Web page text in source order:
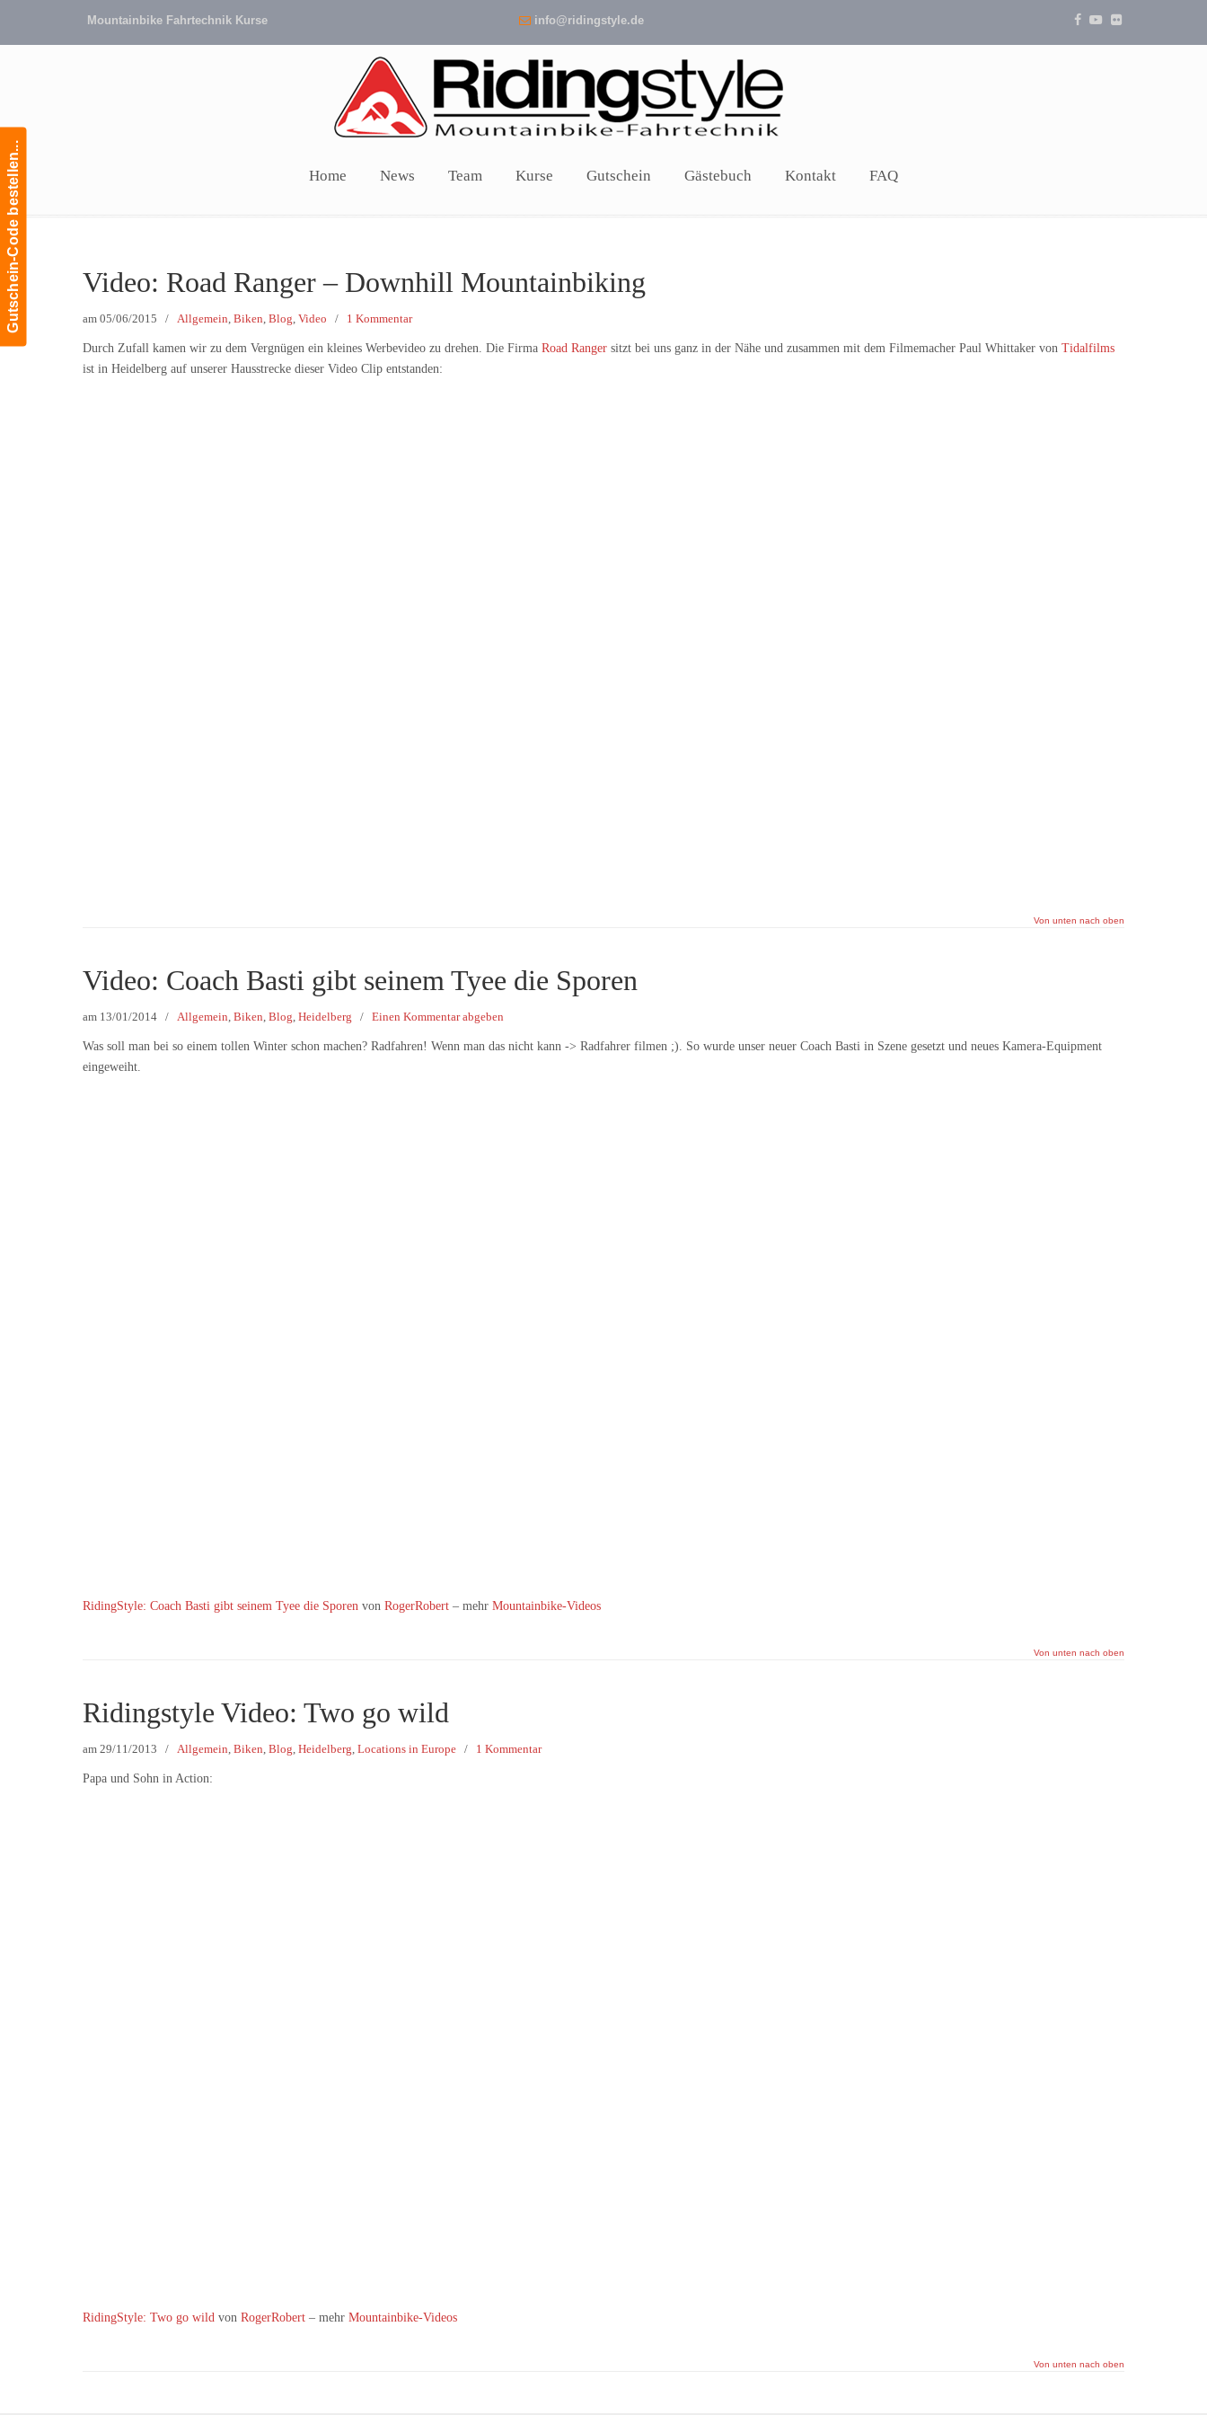
Gutschein-Code bestellen...
Mountainbike Fahrtechnik Kurse info@ridingstyle.de
Home News Team Kurse Gutschein Gästebuch Kontakt FAQ
Video: Road Ranger – Downhill Mountainbiking
am 05/06/2015 / Allgemein, Biken, Blog, Video / 1 Kommentar
Durch Zufall kamen wir zu dem Vergnügen ein kleines Werbevideo zu drehen. Die Firma Road Ranger sitzt bei uns ganz in der Nähe und zusammen mit dem Filmemacher Paul Whittaker von Tidalfilms
ist in Heidelberg auf unserer Hausstrecke dieser Video Clip entstanden:
Von unten nach oben
Video: Coach Basti gibt seinem Tyee die Sporen
am 13/01/2014 / Allgemein, Biken, Blog, Heidelberg / Einen Kommentar abgeben
Was soll man bei so einem tollen Winter schon machen? Radfahren! Wenn man das nicht kann -> Radfahrer filmen ;). So wurde unser neuer Coach Basti in Szene gesetzt und neues Kamera-Equipment
eingeweiht.
RidingStyle: Coach Basti gibt seinem Tyee die Sporen von RogerRobert – mehr Mountainbike-Videos
Von unten nach oben
Ridingstyle Video: Two go wild
am 29/11/2013 / Allgemein, Biken, Blog, Heidelberg, Locations in Europe / 1 Kommentar
Papa und Sohn in Action:
RidingStyle: Two go wild von RogerRobert – mehr Mountainbike-Videos
Von unten nach oben